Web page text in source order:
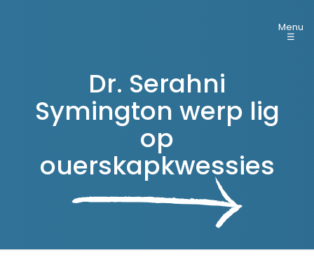
Menu
☰
Dr. Serahni
Symington werp lig
op
ouerskapkwessies